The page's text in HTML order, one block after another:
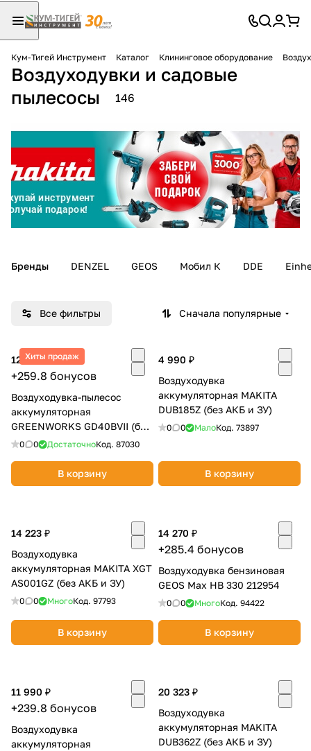
Кум-Тигей Инструмент Каталог Клининговое оборудование
Воздуходувки и садовые
пылесосы
146
Бренды DENZEL GEOS Мобил К DDE
Все фильтры Сначала популярные
Хиты продаж
12 990 ₽
+259.8 бонусов
Воздуходувка-пылесос
аккумуляторная
GREENWORKS GD40BVII (без
АКБ и ЗУ) 2406907
0 0 ДостаточноКод. 87030
В корзину
4 990 ₽
Воздуходувка
аккумуляторная MAKITA
DUB185Z (без АКБ и ЗУ)
0 0 МалоКод. 73897
В корзину
14 223 ₽
Воздуходувка
аккумуляторная MAKITA XGT
AS001GZ (без АКБ и ЗУ)
0 0 МногоКод. 97793
В корзину
14 270 ₽
+285.4 бонусов
Воздуходувка бензиновая
GEOS Max HB 330 212954
0 0 МногоКод. 94422
В корзину
11 990 ₽
+239.8 бонусов
Воздуходувка
аккумуляторная
20 323 ₽
Воздуходувка
аккумуляторная MAKITA
DUB362Z (без АКБ и ЗУ)
Для клиентов всех банков
Разбейте
оплатуна части
без переплат
График платежей
25%
в корзину
Оплачивайте сегодня только
25% картой любого банка
выбранный способом
75% будут
с вашей карты
по25 каждые 2 недели
Подробнее
об оплате Плайтом
раз в 2
Остались вопросы?
8 800 302-02-51
plait.ru